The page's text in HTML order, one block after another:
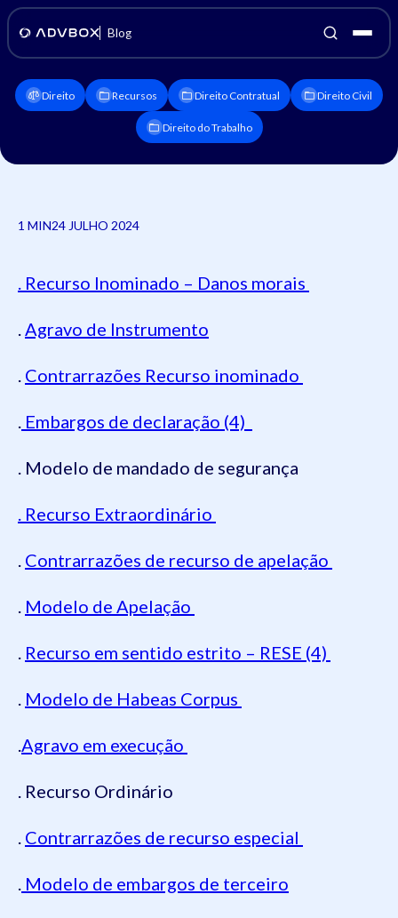
Blog
Direito Recursos Direito Contratual Direito Civil
Direito do Trabalho
1 MIN24 JULHO 2024
. Recurso Inominado – Danos morais
.Agravo de Instrumento
. Contrarrazões Recurso inominado
. Embargos de declaração (4)
. Modelo de mandado de segurança
. Recurso Extraordinário
. Contrarrazões de recurso de apelação
. Modelo de Apelação
. Recurso em sentido estrito – RESE (4)
. Modelo de Habeas Corpus
.Agravo em execução
. Recurso Ordinário
. Contrarrazões de recurso especial
. Modelo de embargos de terceiro